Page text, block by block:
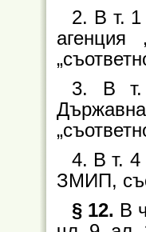
2. В т. 1
агенция
3. В т.
Държавна
4. В т. 4
ЗМИП,
§ 12. В